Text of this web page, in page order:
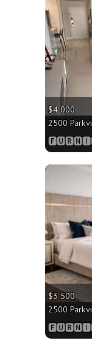
$4 000
2500
$3 500
2500